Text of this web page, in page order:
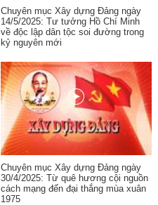
Chuyên mục Xây dựng Đảng ngày
14/5/2025: Tư tưởng Hồ Chí Minh
về độc lập dân tộc soi đường trong
kỷ nguyên mới
Chuyên mục Xây dựng Đảng ngày
30/4/2025: Từ quê hương cội nguồn
cách mạng đến đại thắng mùa xuân
1975